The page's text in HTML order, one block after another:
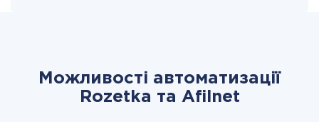
Можливості автоматизації
Rozetka та Afilnet